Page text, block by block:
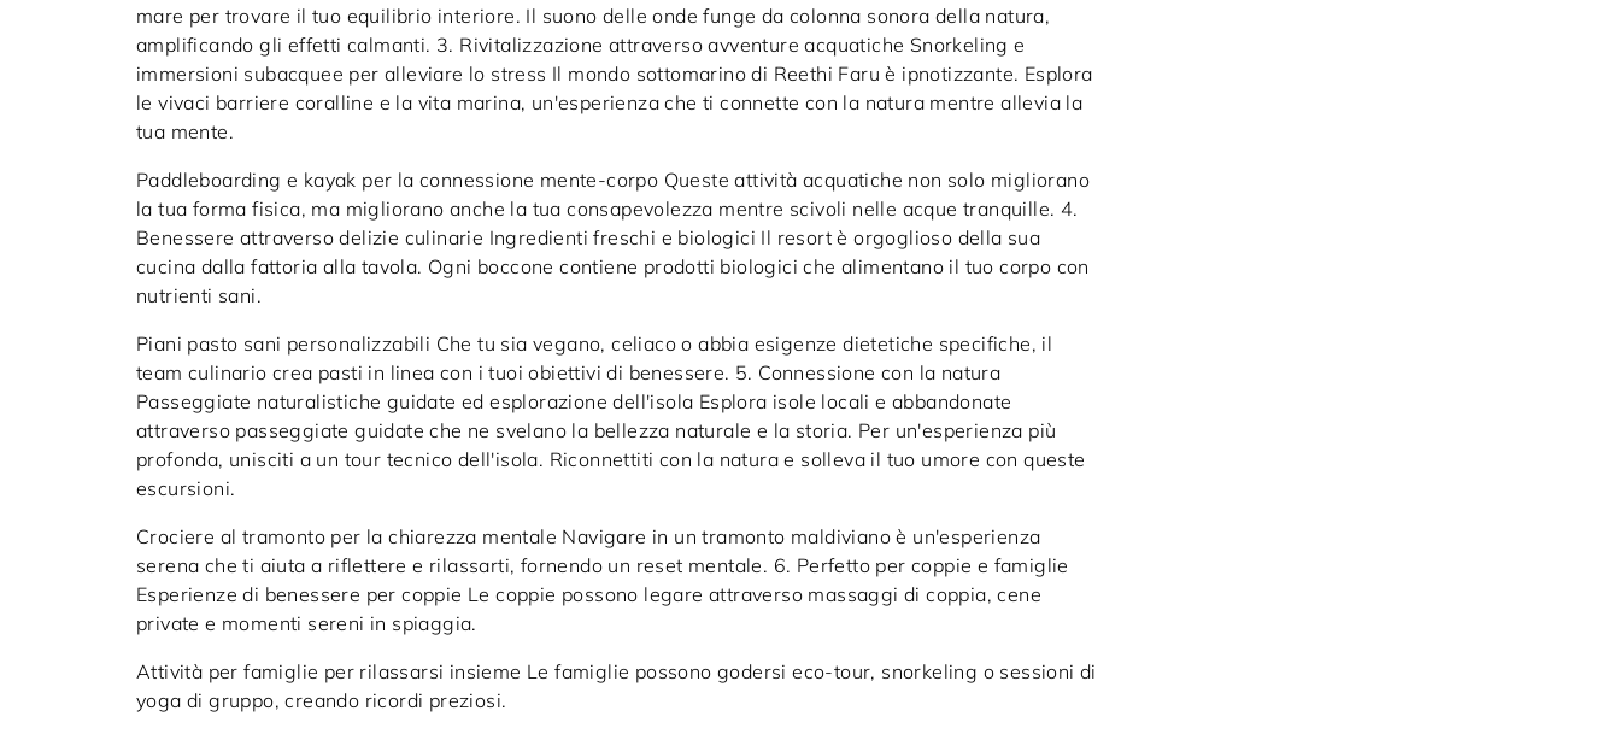
mare per trovare il tuo equilibrio interiore. Il suono delle onde funge da colonna sonora della natura,
amplificando gli effetti calmanti. 3. Rivitalizzazione attraverso avventure acquatiche Snorkeling e
immersioni subacquee per alleviare lo stress Il mondo sottomarino di Reethi Faru è ipnotizzante. Esplora
le vivaci barriere coralline e la vita marina, un'esperienza che ti connette con la natura mentre allevia la
tua mente.
Paddleboarding e kayak per la connessione mente-corpo Queste attività acquatiche non solo migliorano
la tua forma fisica, ma migliorano anche la tua consapevolezza mentre scivoli nelle acque tranquille. 4.
Benessere attraverso delizie culinarie Ingredienti freschi e biologici Il resort è orgoglioso della sua
cucina dalla fattoria alla tavola. Ogni boccone contiene prodotti biologici che alimentano il tuo corpo con
nutrienti sani.
Piani pasto sani personalizzabili Che tu sia vegano, celiaco o abbia esigenze dietetiche specifiche, il
team culinario crea pasti in linea con i tuoi obiettivi di benessere. 5. Connessione con la natura
Passeggiate naturalistiche guidate ed esplorazione dell'isola Esplora isole locali e abbandonate
attraverso passeggiate guidate che ne svelano la bellezza naturale e la storia. Per un'esperienza più
profonda, unisciti a un tour tecnico dell'isola. Riconnettiti con la natura e solleva il tuo umore con queste
escursioni.
Crociere al tramonto per la chiarezza mentale Navigare in un tramonto maldiviano è un'esperienza
serena che ti aiuta a riflettere e rilassarti, fornendo un reset mentale. 6. Perfetto per coppie e famiglie
Esperienze di benessere per coppie Le coppie possono legare attraverso massaggi di coppia, cene
private e momenti sereni in spiaggia.
Attività per famiglie per rilassarsi insieme Le famiglie possono godersi eco-tour, snorkeling o sessioni di
yoga di gruppo, creando ricordi preziosi.